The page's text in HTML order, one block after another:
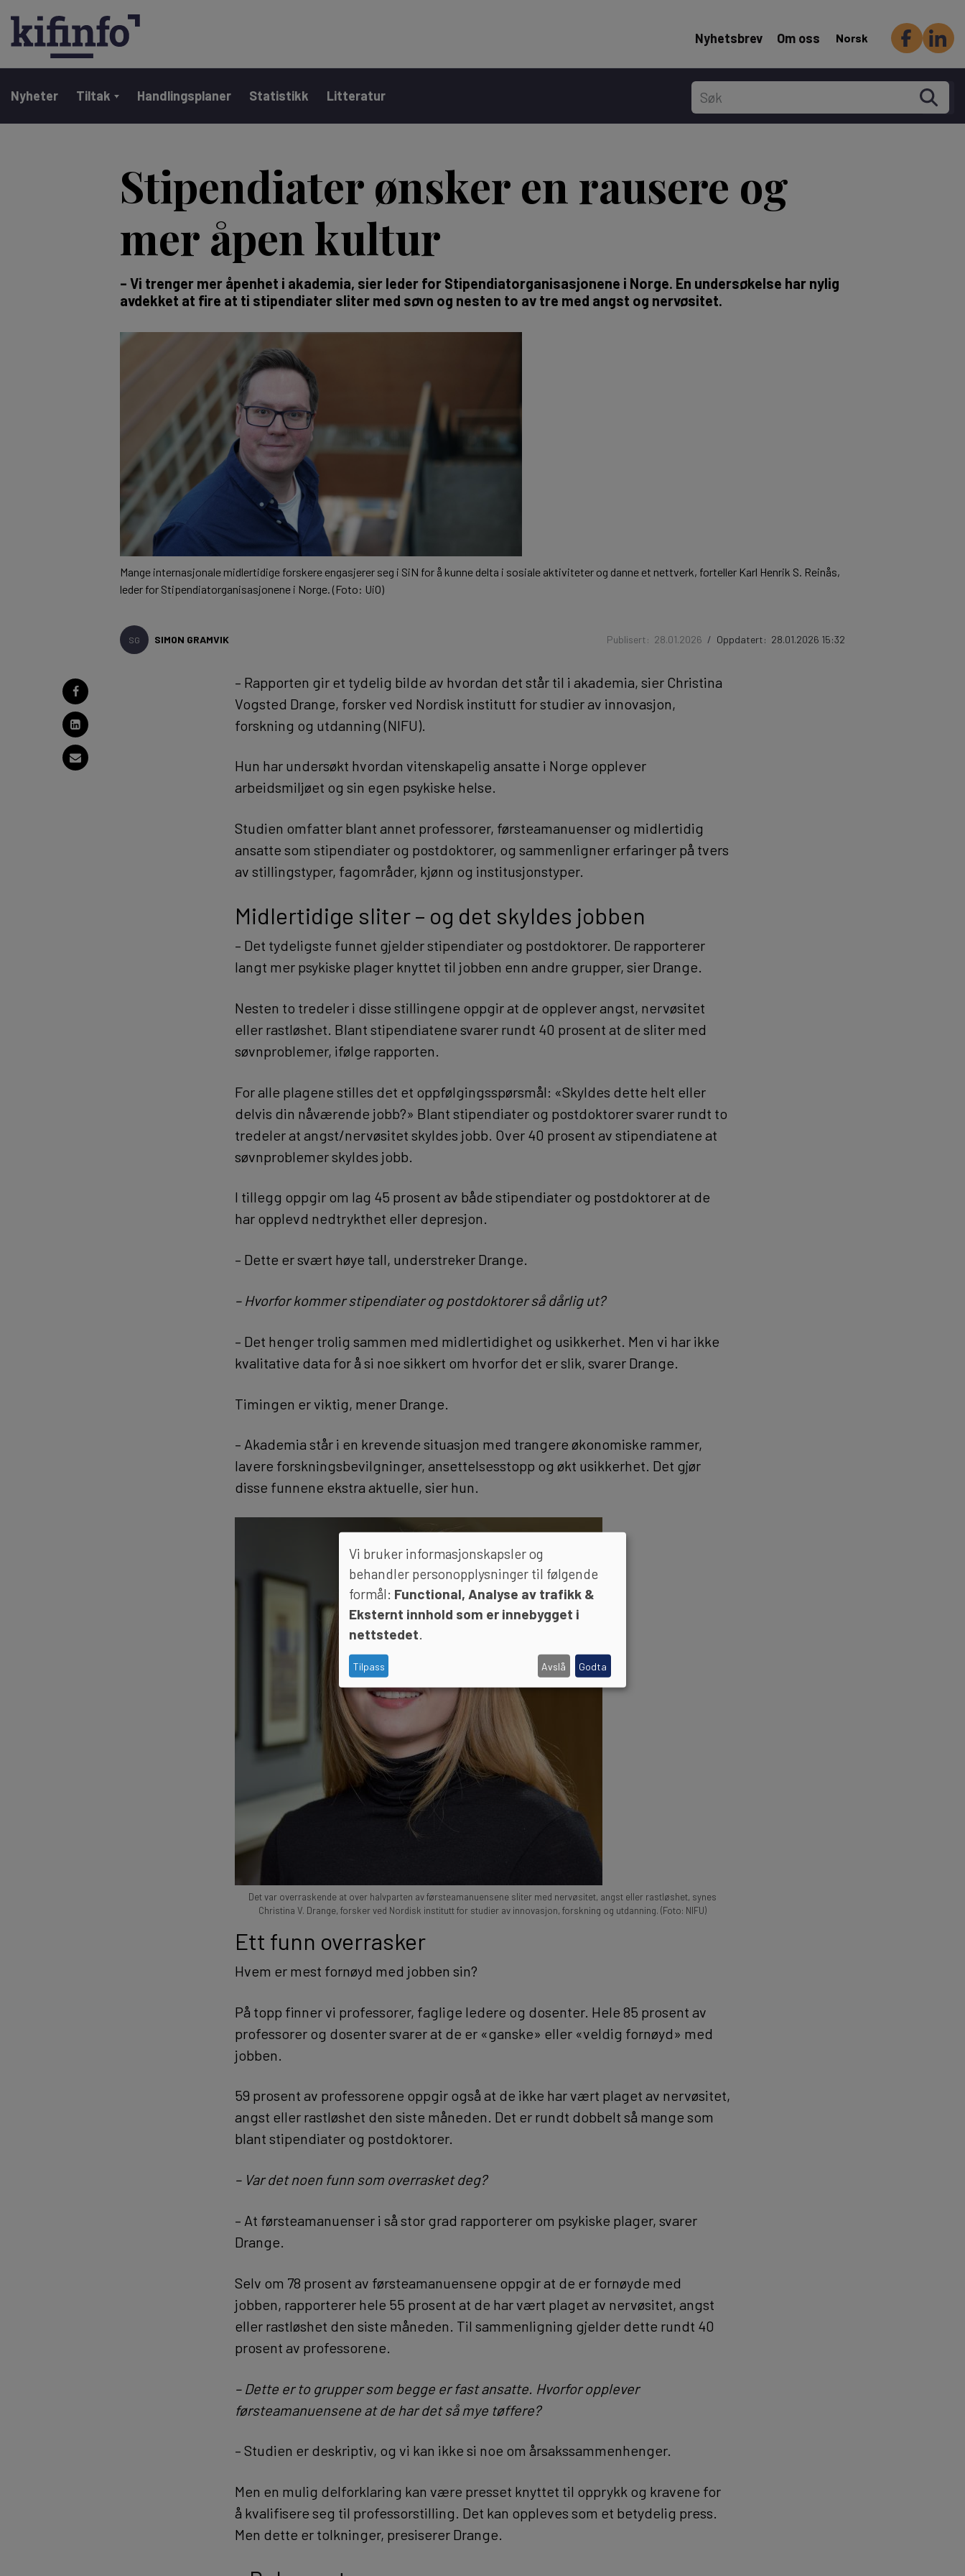
Header Secondary menu
Nyhetsbrev Om oss Norsk
Main navigation
Nyheter Tiltak Handlingsplaner Statistikk Litteratur
Stipendiater ønsker en rausere og
mer åpen kultur
– Vi trenger mer åpenhet i akademia, sier leder for Stipendiatorganisasjonene i Norge. En undersøkelse har nylig
avdekket at fire at ti stipendiater sliter med søvn og nesten to av tre med angst og nervøsitet.
Mange internasjonale midlertidige forskere engasjerer seg i SiN for å kunne delta i sosiale aktiviteter og danne et nettverk, forteller Karl Henrik S. Reinås,
leder for Stipendiatorganisasjonene i Norge. (Foto: UiO)
SG SIMON GRAMVIK Publisert: 28.01.2026 / Oppdatert: 28.01.2026 15:32
– Rapporten gir et tydelig bilde av hvordan det står til i akademia, sier Christina
Vogsted Drange, forsker ved Nordisk institutt for studier av innovasjon,
forskning og utdanning (NIFU).
Hun har undersøkt hvordan vitenskapelig ansatte i Norge opplever
arbeidsmiljøet og sin egen psykiske helse.
Studien omfatter blant annet professorer, førsteamanuenser og midlertidig
ansatte som stipendiater og postdoktorer, og sammenligner erfaringer på tvers
av stillingstyper, fagområder, kjønn og institusjonstyper.
Midlertidige sliter – og det skyldes jobben
– Det tydeligste funnet gjelder stipendiater og postdoktorer. De rapporterer
langt mer psykiske plager knyttet til jobben enn andre grupper, sier Drange.
Nesten to tredeler i disse stillingene oppgir at de opplever angst, nervøsitet
eller rastløshet. Blant stipendiatene svarer rundt 40 prosent at de sliter med
søvnproblemer, ifølge rapporten.
For alle plagene stilles det et oppfølgingsspørsmål: «Skyldes dette helt eller
delvis din nåværende jobb?» Blant stipendiater og postdoktorer svarer rundt to
tredeler at angst/nervøsitet skyldes jobb. Over 40 prosent av stipendiatene at
søvnproblemer skyldes jobb.
I tillegg oppgir om lag 45 prosent av både stipendiater og postdoktorer at de
har opplevd nedtrykthet eller depresjon.
– Dette er svært høye tall, understreker Drange.
– Hvorfor kommer stipendiater og postdoktorer så dårlig ut?
– Det henger trolig sammen med midlertidighet og usikkerhet. Men vi har ikke
kvalitative data for å si noe sikkert om hvorfor det er slik, svarer Drange.
Timingen er viktig, mener Drange.
– Akademia står i en krevende situasjon med trangere økonomiske rammer,
lavere forskningsbevilgninger, ansettelsesstopp og økt usikkerhet. Det gjør
disse funnene ekstra aktuelle, sier hun.
Det var overraskende at over halvparten av førsteamanuensene sliter med nervøsitet, angst eller rastløshet, synes
Christina V. Drange, forsker ved Nordisk institutt for studier av innovasjon, forskning og utdanning. (Foto: NIFU)
Ett funn overrasker
Hvem er mest fornøyd med jobben sin?
På topp finner vi professorer, faglige ledere og dosenter. Hele 85 prosent av
professorer og dosenter svarer at de er «ganske» eller «veldig fornøyd» med
jobben.
59 prosent av professorene oppgir også at de ikke har vært plaget av nervøsitet,
angst eller rastløshet den siste måneden. Det er rundt dobbelt så mange som
blant stipendiater og postdoktorer.
– Var det noen funn som overrasket deg?
– At førsteamanuenser i så stor grad rapporterer om psykiske plager, svarer
Drange.
Selv om 78 prosent av førsteamanuensene oppgir at de er fornøyde med
jobben, rapporterer hele 55 prosent at de har vært plaget av nervøsitet, angst
eller rastløshet den siste måneden. Til sammenligning gjelder dette rundt 40
prosent av professorene.
– Dette er to grupper som begge er fast ansatte. Hvorfor opplever
førsteamanuensene at de har det så mye tøffere?
– Studien er deskriptiv, og vi kan ikke si noe om årsakssammenhenger.
Men en mulig delforklaring kan være presset knyttet til opprykk og kravene for
å kvalifisere seg til professorstilling. Det kan oppleves som et betydelig press.
Men dette er tolkninger, presiserer Drange.
Vi bruker informasjonskapsler og
behandler personopplysninger til følgende
formål: Functional, Analyse av trafikk &
Eksternt innhold som er innebygget i
nettstedet.
Tilpass Avslå Godta